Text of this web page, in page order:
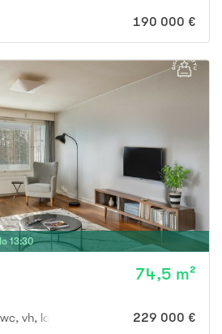
190 000 €
13:30
74,5 m²
vh, lasitettu parveke 229 000 €